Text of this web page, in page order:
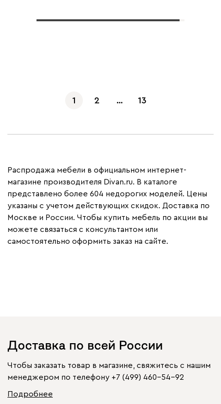
1 2 … 13
Распродажа мебели в официальном интернет-
магазине производителя Divan.ru. В каталоге
представлено более 604 недорогих моделей. Цены
указаны с учетом действующих скидок. Доставка по
Москве и России. Чтобы купить мебель по акции вы
можете связаться с консультантом или
самостоятельно оформить заказ на сайте.
Доставка по всей России
Чтобы заказать товар в магазине, свяжитесь с нашим
менеджером по телефону +7 (499) 460-54-92
Подробнее